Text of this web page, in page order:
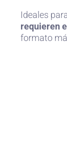
Ideales
requieren
formato